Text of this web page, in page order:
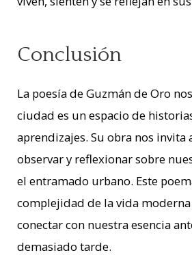
Conclusión
La poesía de Guzmán de Oro
ciudad es un espacio de
aprendizajes. Su obra nos invita
observar y reflexionar sobre
el entramado urbano. Este
complejidad de la vida
conectar con nuestra esencia
demasiado tarde.